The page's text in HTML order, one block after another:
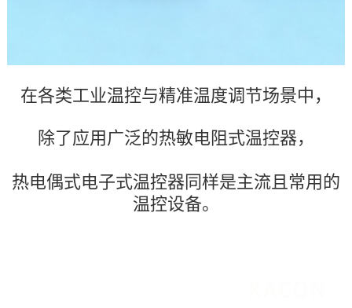
在各类工业温控与精准温度调节场景中，
除了应用广泛的热敏电阻式温控器，
热电偶式电子式温控器同样是主流且常用的
温控设备。